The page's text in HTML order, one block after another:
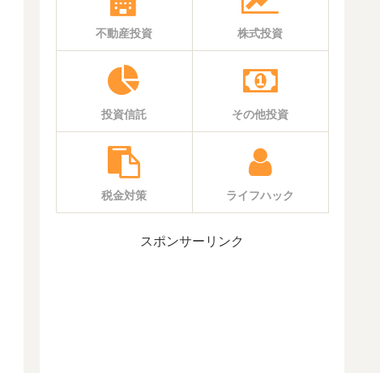
不動産投資 株式投資
投資信託 その他投資
税金対策 ライフハック
スポンサーリンク